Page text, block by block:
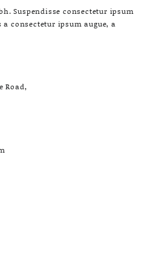
Suspendisse consectetur ipsum
consectetur ipsum augue, a
Road,